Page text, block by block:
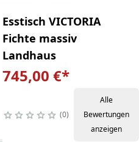
Esstisch VICTORIA
Fichte massiv
Landhaus
745,00 €*
0
Alle
Bewertungen
anzeigen